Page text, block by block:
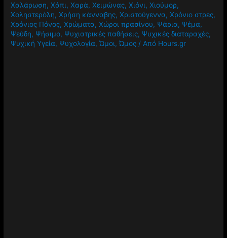
Χαλάρωση,Χάπι,Χαρά,Χειμώνας,Χιόνι,Χιούμορ,
Χοληστερόλη,Χρήση κάνναβης,Χριστούγεννα,Χρόνιο στρες,
Χρόνιος Πόνος,Χρώματα,Χώροι πρασίνου, Ψάρια, Ψέμα,
Ψεύδη, Ψήσιμο, Ψυχιατρικές παθήσεις, Ψυχικές διαταραχές,
Ψυχική Υγεία, Ψυχολογία,Ώμοι,Ώμος / Από Hours.gr